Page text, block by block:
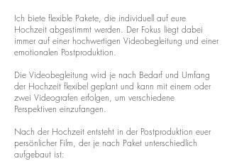
Ich biete flexible Pakete, die individuell auf eure
Hochzeit abgestimmt werden. Der Fokus liegt dabei
immer auf einer hochwertigen Videobegleitung und einer
emotionalen Postproduktion.
Die Videobegleitung wird je nach Bedarf und Umfang
der Hochzeit flexibel geplant und kann mit einem oder
zwei Videografen erfolgen, um verschiedene
Perspektiven einzufangen.
Nach der Hochzeit entsteht in der Postproduktion euer
persönlicher Film, der je nach Paket unterschiedlich
aufgebaut ist: